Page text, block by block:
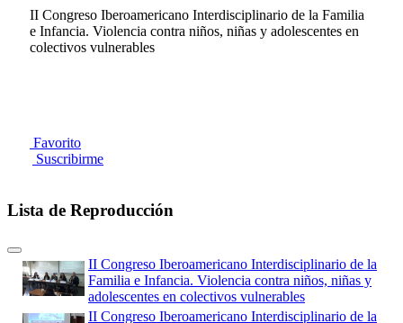
II Congreso Iberoamericano Interdisciplinario de la Familia
e Infancia. Violencia contra niños, niñas y adolescentes en
colectivos vulnerables
Favorito
Suscribirme
Lista de Reproducción
II Congreso Iberoamericano Interdisciplinario de la
Familia e Infancia. Violencia contra niños, niñas y
adolescentes en colectivos vulnerables
II Congreso Iberoamericano Interdisciplinario de la